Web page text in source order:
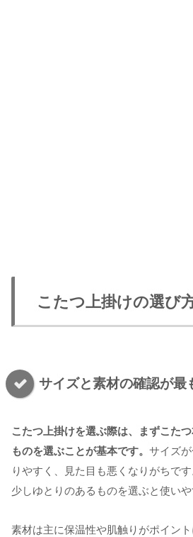
こたつ上掛けの選び
サイズと素材の確認が最
こたつ上掛けを選ぶ際は、まずこた
ものを選ぶことが基本です。 サイズ
りやすく、見た目も悪くなりがちです
少しゆとりのあるものを選ぶと使いや
素材は主に保温性や肌触りがポイン